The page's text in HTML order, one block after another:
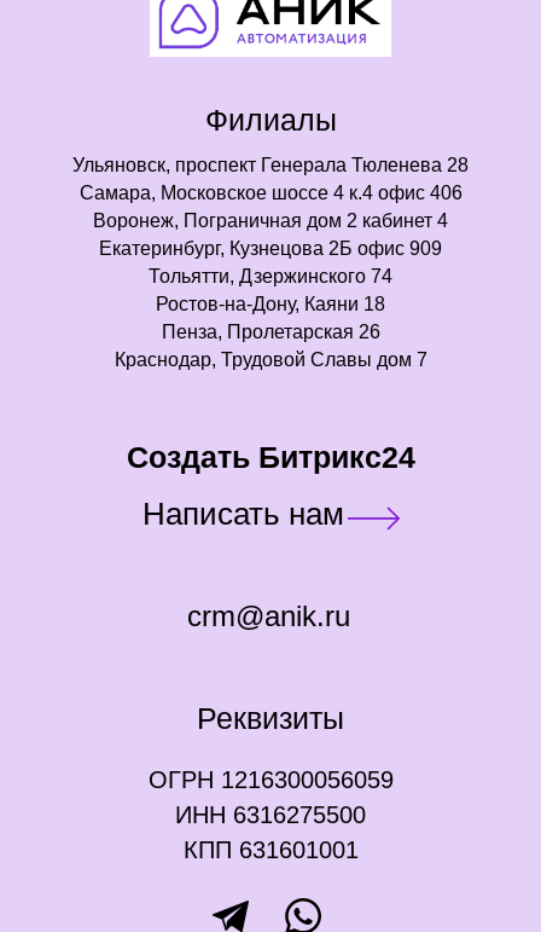
Ульяновск, проспект Генерала Тюленева 28
Самара, Московское шоссе 4 к.4 офис 406
Воронеж, Пограничная дом 2 кабинет 4
Екатеринбург, Кузнецова 2Б офис 909
Тольятти, Дзержинского 74
Ростов-на-Дону, Каяни 18
Пенза, Пролетарская 26
Краснодар, Трудовой Славы дом 7
ОГРН 1216300056059
ИНН 6316275500
КПП 631601001
Создать Битрикс24
Написать нам
Филиалы
Реквизиты
crm@anik.ru